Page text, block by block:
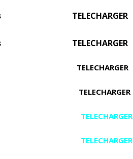
2 temps TELECHARGER
3 temps TELECHARGER
2 temps TELECHARGER
3 temps TELECHARGER
2 temps TELECHARGER
3 temps TELECHARGER